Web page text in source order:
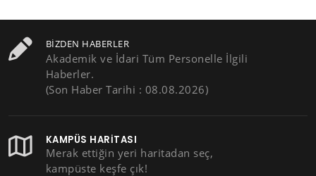
BIZDEN HABERLER
Akademik ve İdari Tüm Personelle İlgili
Haberler.
(Son Haber Tarihi : 08.08.2026)
KAMPÜS HARITASI
Merak ettiğin yeri haritadan seç,
kampüste keşfe çık!